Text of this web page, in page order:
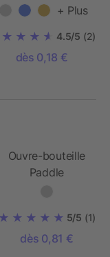
canette Tao+ Plus
4.5/5 (2)
dès 0,18 €
Ouvre-bouteille
Paddle
5/5 (1)
dès 0,81 €